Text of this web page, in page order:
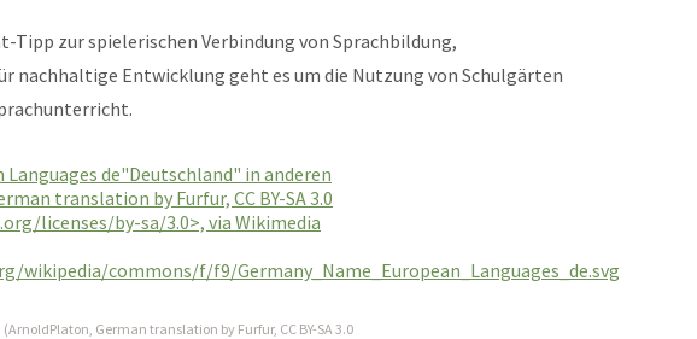
Tipp zur spielerischen Verbindung von Sprachbildung,
nachhaltige Entwicklung geht es um die Nutzung von Schulgärten
German translation by Furfur, CC BY-SA 3.0